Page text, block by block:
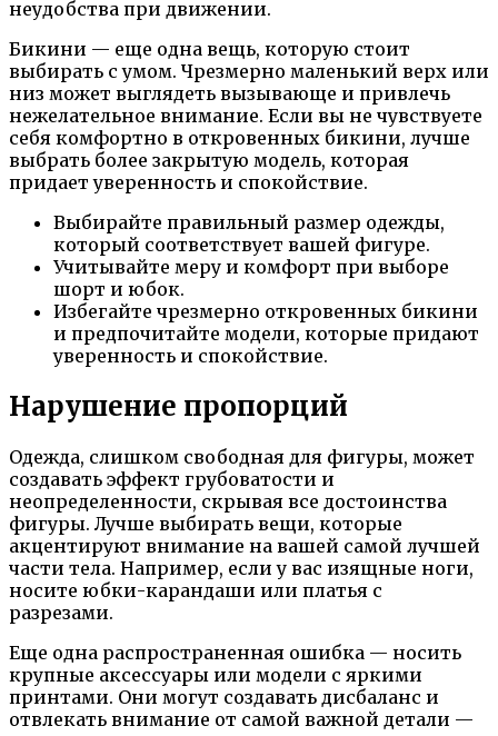
неудобства при движении.
Бикини — еще одна вещь, которую стоит
выбирать с умом. Чрезмерно маленький верх или
низ может выглядеть вызывающе и привлечь
нежелательное внимание. Если вы не чувствуете
себя комфортно в откровенных бикини, лучше
выбрать более закрытую модель, которая
придает уверенность и спокойствие.
Выбирайте правильный размер одежды,
который соответствует вашей фигуре.
Учитывайте меру и комфорт при выборе
шорт и юбок.
Избегайте чрезмерно откровенных бикини
и предпочитайте модели, которые придают
уверенность и спокойствие.
Нарушение пропорций
Одежда, слишком свободная для фигуры, может
создавать эффект грубоватости и
неопределенности, скрывая все достоинства
фигуры. Лучше выбирать вещи, которые
акцентируют внимание на вашей самой лучшей
части тела. Например, если у вас изящные ноги,
носите юбки-карандаши или платья с
разрезами.
Еще одна распространенная ошибка — носить
крупные аксессуары или модели с яркими
принтами. Они могут создавать дисбаланс и
отвлекать внимание от самой важной детали —